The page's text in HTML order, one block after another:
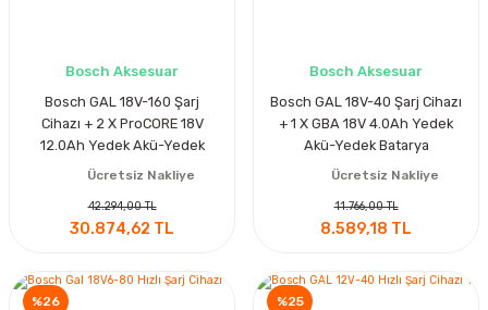
Bosch Aksesuar
Bosch GAL 18V-160 Şarj
Cihazı + 2 X ProCORE 18V
12.0Ah Yedek Akü-Yedek
Batarya
Ücretsiz Nakliye
42.294,00 TL
30.874,62 TL
Bosch Aksesuar
Bosch GAL 18V-40 Şarj Cihazı
+ 1 X GBA 18V 4.0Ah Yedek
Akü-Yedek Batarya
Ücretsiz Nakliye
11.766,00 TL
8.589,18 TL
%26 %25